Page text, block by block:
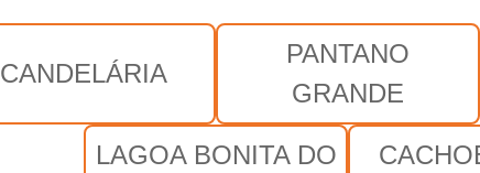
CANDELÁRIA
PANTANO
GRANDE
LAGOA BONITA DO